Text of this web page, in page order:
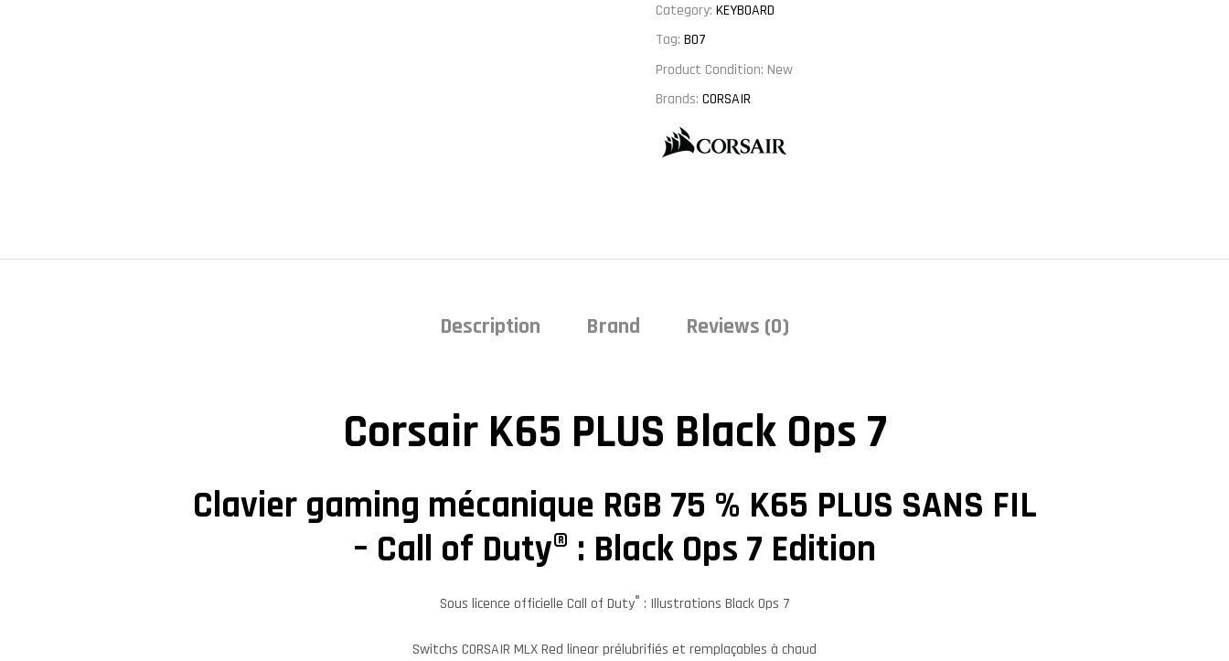
Category: KEYBOARD
Tag: BO7
Product Condition: New
Brands: CORSAIR
Description Brand Reviews (0)
Corsair K65 PLUS Black Ops 7
Clavier gaming mécanique RGB 75 % K65 PLUS SANS FIL
– Call of Duty® : Black Ops 7 Edition
Sous licence officielle Call of Duty® : Illustrations Black Ops 7
Switchs CORSAIR MLX Red linear prélubrifiés et remplaçables à chaud